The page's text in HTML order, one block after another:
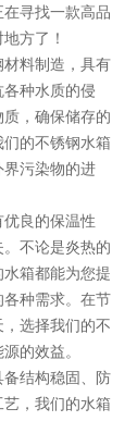
寻找一款高品
方了！
料制造，具有
种水质的侵
，确保储存的
的不锈钢水箱
污染物的进
良的保温性
不论是炎热的
箱都能为您提
种需求。在节
选择我们的不
的效益。
备结构稳固、防
，我们的水箱